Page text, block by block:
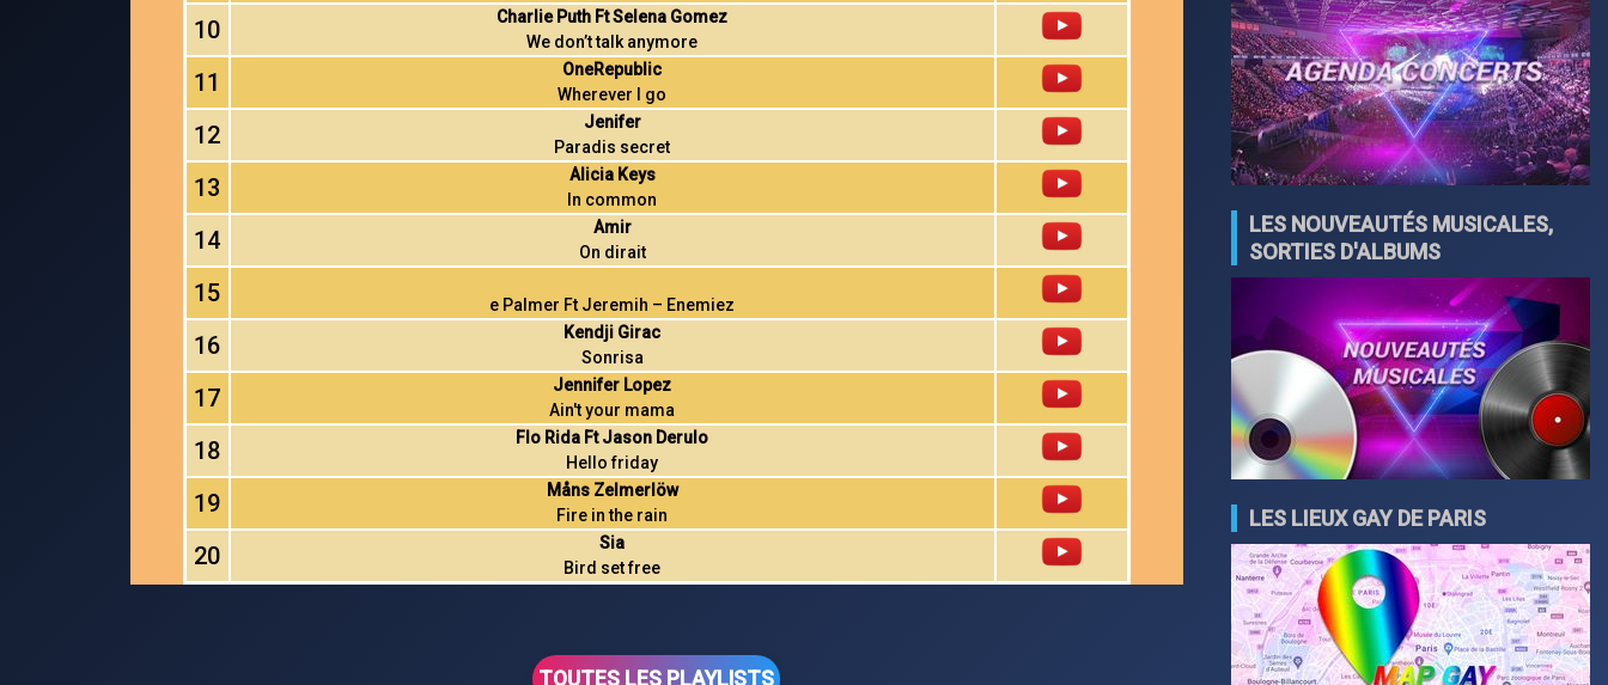
10
Charlie Puth Ft Selena Gomez
We don’t talk anymore
11
OneRepublic
Wherever I go
12
Jenifer
Paradis secret
13
Alicia Keys
In common
14
Amir
On dirait
15 e Palmer Ft Jeremih – Enemiez
16
Kendji Girac
Sonrisa
17
Jennifer Lopez
Ain't your mama
18
Flo Rida Ft Jason Derulo
Hello friday
19
Måns Zelmerlöw
Fire in the rain
20
Sia
Bird set free
TOUTES LES PLAYLISTS
LES NOUVEAUTÉS MUSICALES,
SORTIES D'ALBUMS
LES LIEUX GAY DE PARIS